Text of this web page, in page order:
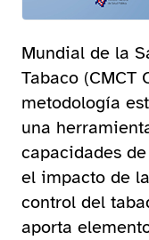
Mundial de la
Tabaco (CMCT
metodología
una
capacidades
el impacto de
control del
aporta